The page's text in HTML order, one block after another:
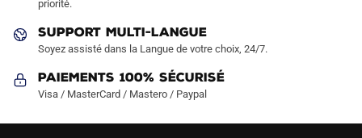
page
produit
priorité.
SUPPORT MULTI-LANGUE
Soyez assisté dans la Langue de votre choix, 24/7.
Paiements 100% Sécurisé
Visa / MasterCard / Mastero / Paypal